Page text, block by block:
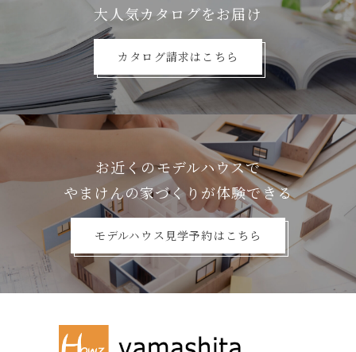
⼤⼈気カタログをお届け
カタログ請求はこちら
お近くのモデルハウスで
やまけんの家づくりが体験できる
モデルハウス見学予約はこちら